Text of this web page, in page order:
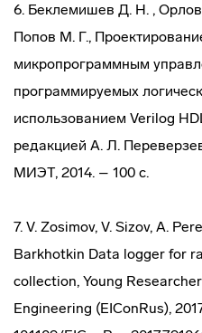
6. Беклемишев Д. Н. ,
Попов М. Г.,
микропрограммным
программируемых
использованием Verilog
редакцией А. Л.
МИЭТ, 2014. – 100 с.
7. V. Zosimov, V. Sizov, A.
Barkhotkin Data logger for
collection, Young
Engineering (EIConRus),